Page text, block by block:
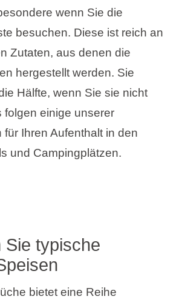
wenn Sie die
besuchen. Diese ist reich an
Zutaten, aus denen die
hergestellt werden. Sie
Hälfte, wenn Sie sie nicht
folgen einige unserer
für Ihren Aufenthalt in den
und Campingplätzen.
Sie typische
bietet eine Reihe